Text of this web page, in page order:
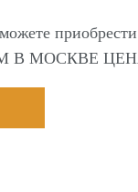
В МОСКВЕ